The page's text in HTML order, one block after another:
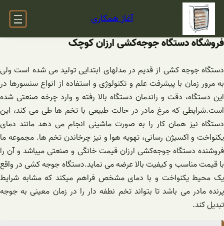
رفتن
محتوا
آغاز همکاری
فروشگاه دستگاه ‌جوجه‌کشی ‌ارزان کوچک
دستگاه جوجه کشی از قدیم در مدلهای ابتدایی تولید می شده است ولی
به مرور زمان با پیشرفت علم و تکنولوژی و استفاده از انواع سنسورها در
این دستگاه، دقت و راندمان دستگاه بالا رفته و وارد چرخه صنعتی شده
است.شرایطی که مرغ مادر در حالت طبیعی با تخم ها طی می کند، این
دستگاه نیز همان کار را به صورت ماشینی انجام می دهد مانند دمای
یکنواخت و اکسیژن رسانی، تهویه هوا و نیز چرخاندن تخم ها. مجموعه ما
فروشنده دستگاه ‌جوجه‌کشی ‌ارزان قیمت خانگی و صنعتی میباشد و آن را
با قیمت مناسب و کیفیت بالا عرضه می نماید.دستگاه جوجه کشی در واقع
یک محیط یکنواخت و با دمای مشخص فراهم میکند که مشابه شرایط
پرنده مادر می باشد تا بتواند تخم نطفه دار را در زمان معینی به جوجه
تبدیل کند.